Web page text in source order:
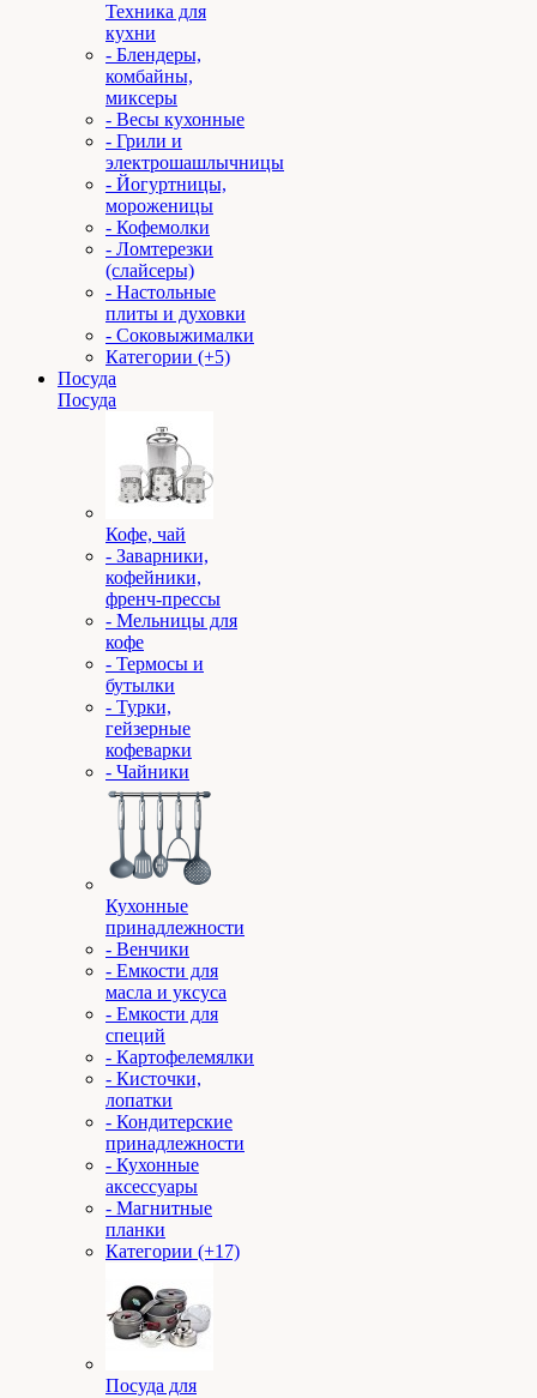
Техника для
кухни
- Блендеры,
комбайны,
миксеры
- Весы кухонные
- Грили и
электрошашлычницы
- Йогуртницы,
мороженицы
- Кофемолки
- Ломтерезки
(слайсеры)
- Настольные
плиты и духовки
- Соковыжималки
Категории (+5)
Посуда
Посуда
Кофе, чай
- Заварники,
кофейники,
френч-прессы
- Мельницы для
кофе
- Термосы и
бутылки
- Турки,
гейзерные
кофеварки
- Чайники
Кухонные
принадлежности
- Венчики
- Емкости для
масла и уксуса
- Емкости для
специй
- Картофелемялки
- Кисточки,
лопатки
- Кондитерские
принадлежности
- Кухонные
аксессуары
- Магнитные
планки
Категории (+17)
Посуда для